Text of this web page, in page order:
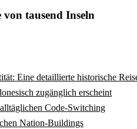
von tausend Inseln
Eine detaillierte historische
zugänglich erscheint
Code-Switching
Nation-Buildings